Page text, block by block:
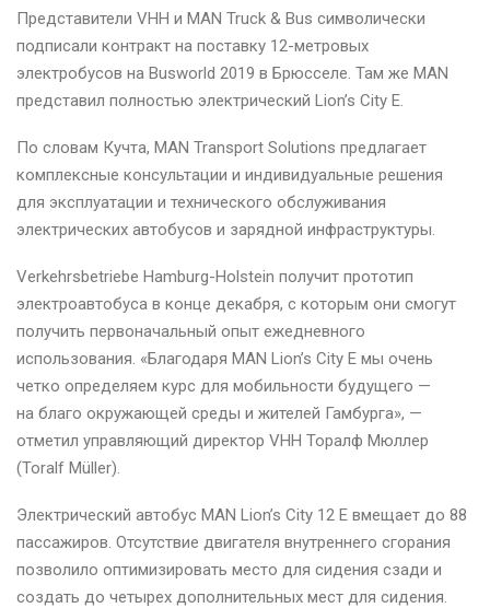
Представители VHH и MAN Truck & Bus символически
подписали контракт на поставку 12-метровых
электробусов на Busworld 2019 в Брюсселе. Там же MAN
представил полностью электрический Lion’s City E.
По словам Кучта, MAN Transport Solutions предлагает
комплексные консультации и индивидуальные решения
для эксплуатации и технического обслуживания
электрических автобусов и зарядной инфраструктуры.
Verkehrsbetriebe Hamburg-Holstein получит прототип
электроавтобуса в конце декабря, с которым они смогут
получить первоначальный опыт ежедневного
использования. «Благодаря MAN Lion’s City E мы очень
четко определяем курс для мобильности будущего —
на благо окружающей среды и жителей Гамбурга», —
отметил управляющий директор VHH Торалф Мюллер
(Toralf Müller).
Электрический автобус MAN Lion’s City 12 E вмещает до 88
пассажиров. Отсутствие двигателя внутреннего сгорания
позволило оптимизировать место для сидения сзади и
создать до четырех дополнительных мест для сидения.